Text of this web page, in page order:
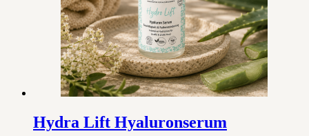
Hydra Lift Hyaluronserum